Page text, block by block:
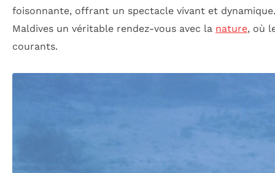
foisonnante, offrant un spectacle vivant et
Maldives un véritable rendez-vous avec la nature, où
courants.